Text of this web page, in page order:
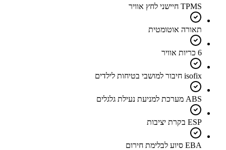
TPMS חיישני לחץ אוויר
תאורה אוטומטית
6 כריות אוויר
isofix חיבור למושבי בטיחות לילדים
ABS מערכת למניעת נעילת גלגלים
ESP בקרת יציבות
EBA סיוע לבלימת חירום